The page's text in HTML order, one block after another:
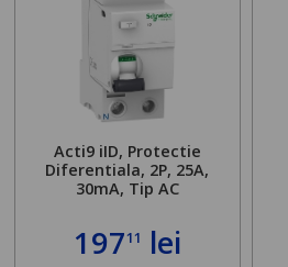
Acti9 iID, Protectie
Diferentiala, 2P, 25A,
30mA, Tip AC
19711 lei